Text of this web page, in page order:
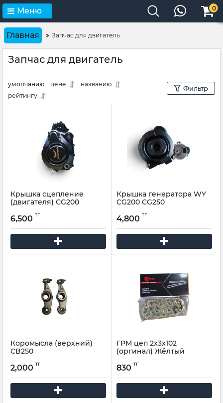
Меню 0
Главная Запчас для двигатель
Запчас для двигатель
умолчанию цене
названию
рейтингу
Фильтр
Крышка сцепление
(двигателя) CG200
6,500 тг
Крышка генератора WY
CG200 CG250
4,800 тг
Коромысла (верхний)
CB250
2,000 тг
ГРМ цеп 2x3x102
(оргинал) Жёлтый
830 тг